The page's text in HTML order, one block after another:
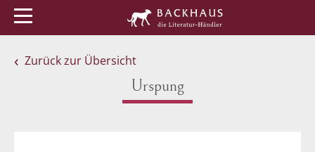
Zurück zur Übersicht
Urspung